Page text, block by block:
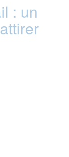
: un